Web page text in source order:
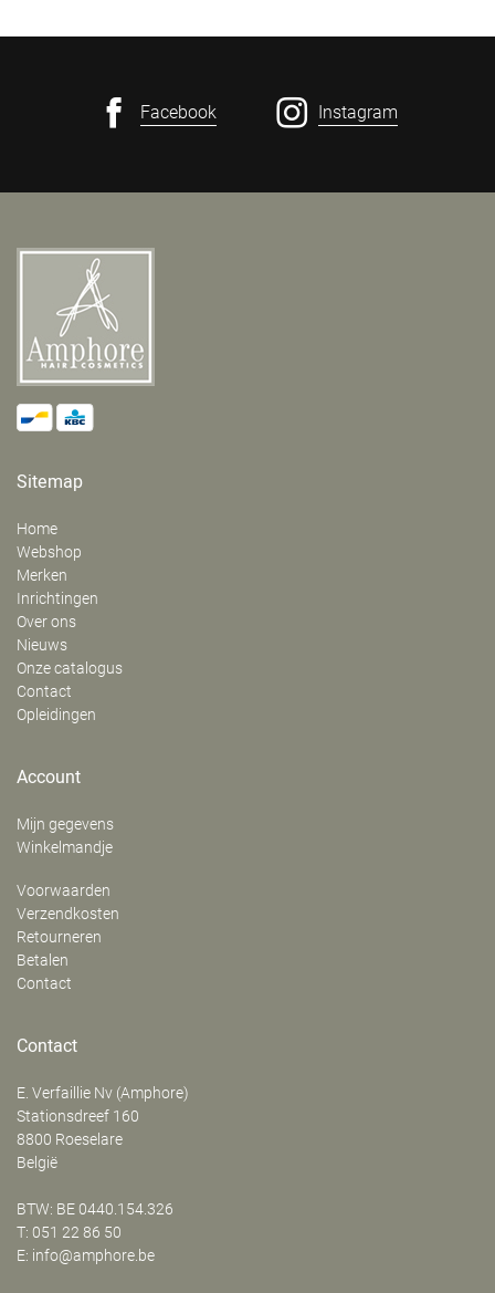
Facebook Instagram
Sitemap
Home
Webshop
Merken
Inrichtingen
Over ons
Nieuws
Onze catalogus
Contact
Opleidingen
Account
Mijn gegevens
Winkelmandje
Voorwaarden
Verzendkosten
Retourneren
Betalen
Contact
Contact
E. Verfaillie Nv (Amphore)
‍Stationsdreef 160
8800 Roeselare
België
BTW: BE 0440.154.326
T: 051 22 86 50
E: info@amphore.be